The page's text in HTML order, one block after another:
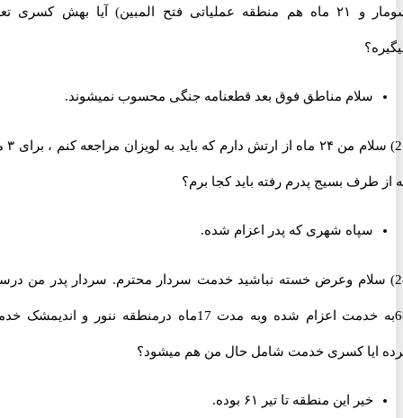
سومار و ۲۱ ماه هم منطقه عملیاتی فتح المبین) آیا بهش کسری تعلق
سلام مناطق فوق بعد قطعنامه جنگی محسوب نمیشوند.
27) سلام من ۲۴ ماه از ارتش دارم که باید به لویزان مراجعه کنم ، برای ۳ ماه
طرف بسیج پدرم رفته باید کجا برم؟
سپاه شهری که پدر اعزام شده.
سلام وعرض خسته نباشید خدمت سردار محترم. سردار پدر من درسال
68به خدمت اعزام شده وبه مدت 17ماه درمنطقه ننور و اندیمشک خدمت
ایا کسری خدمت شامل حال من هم میشود؟
خیر این منطقه تا تیر ۶۱ بوده.